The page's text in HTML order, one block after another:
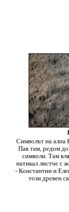
Символът на алпа
Пак там, редом
символи. Там
натикал листче с
- Константин и
този древен